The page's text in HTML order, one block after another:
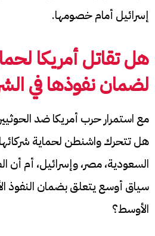
إسرائيل أمام خصومها.
هل تقاتل أمريكا
لضمان نفوذها في
مع استمرار حرب أمريكا ضد
هل تتحرك واشنطن لحماية شركائها
السعودية، مصر، وإسرائيل، أم أن
سياق أوسع يتعلق بضمان النفوذ
الأوسط؟